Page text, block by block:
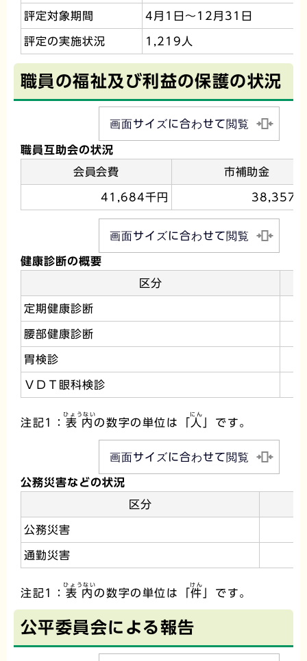
評定対象期間 4月1日～12月31日
評定の実施状況 1,219人
職員の福祉及び利益の保護の状況
画面サイズに合わせて閲覧
職員互助会の状況
会員会費
市補助金
41,684千円 38,357
画面サイズに合わせて閲覧
健康診断の概要
区分
定期健康診断
腰部健康診断
胃検診
ＶＤＴ眼科検診
注記1： 表内
ひょうない
の数字の単位は「 人
にん
」です。
画面サイズに合わせて閲覧
公務災害などの状況
区分
公務災害
通勤災害
注記1： 表内
ひょうない
の数字の単位は「件
けん
」です。
公平委員会による報告